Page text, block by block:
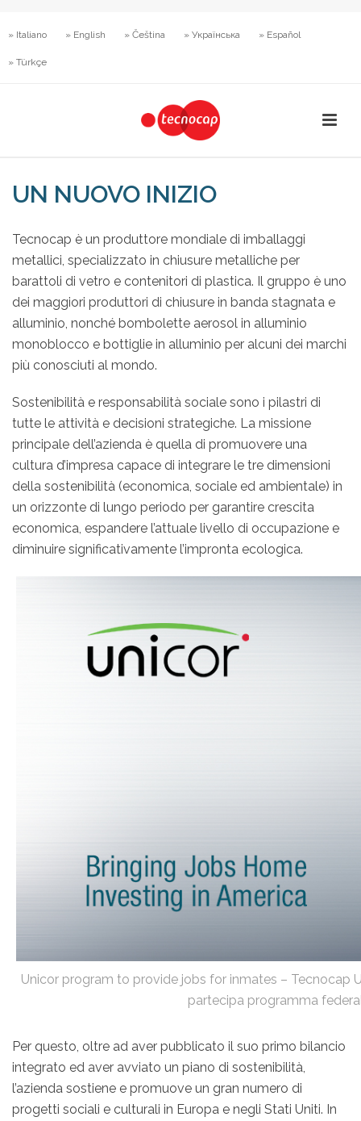
» Italiano » English » Čeština » Українська » Español
» Türkçe
UN NUOVO INIZIO
Tecnocap è un produttore mondiale di imballaggi
metallici, specializzato in chiusure metalliche per
barattoli di vetro e contenitori di plastica. Il gruppo è uno
dei maggiori produttori di chiusure in banda stagnata e
alluminio, nonché bombolette aerosol in alluminio
monoblocco e bottiglie in alluminio per alcuni dei marchi
più conosciuti al mondo.
Sostenibilità e responsabilità sociale sono i pilastri di
tutte le attività e decisioni strategiche. La missione
principale dell’azienda è quella di promuovere una
cultura d’impresa capace di integrare le tre dimensioni
della sostenibilità (economica, sociale ed ambientale) in
un orizzonte di lungo periodo per garantire crescita
economica, espandere l’attuale livello di occupazione e
diminuire significativamente l’impronta ecologica.
Unicor program to provide jobs for inmates – Tecnocap
partecipa programma
Per questo, oltre ad aver pubblicato il suo primo bilancio
integrato ed aver avviato un piano di sostenibilità,
l’azienda sostiene e promuove un gran numero di
progetti sociali e culturali in Europa e negli Stati Uniti. In